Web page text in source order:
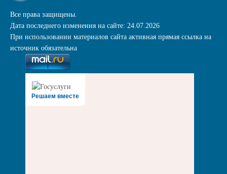
Все права защищены.
Дата последнего изменения на сайте: 24.07.2026
При использовании материалов сайта активная прямая ссылка на
источник обязательна
Решаем вместе